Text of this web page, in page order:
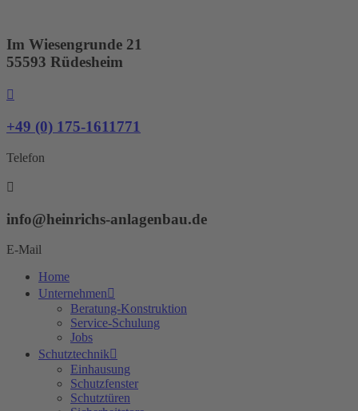
springen
Im Wiesengrunde 21
55593 Rüdesheim
+49 (0) 175-1611771
Telefon
info@heinrichs-anlagenbau.de
E-Mail
Home
Unternehmen
Beratung-Konstruktion
Service-Schulung
Jobs
Schutztechnik
Einhausung
Schutzfenster
Schutztüren